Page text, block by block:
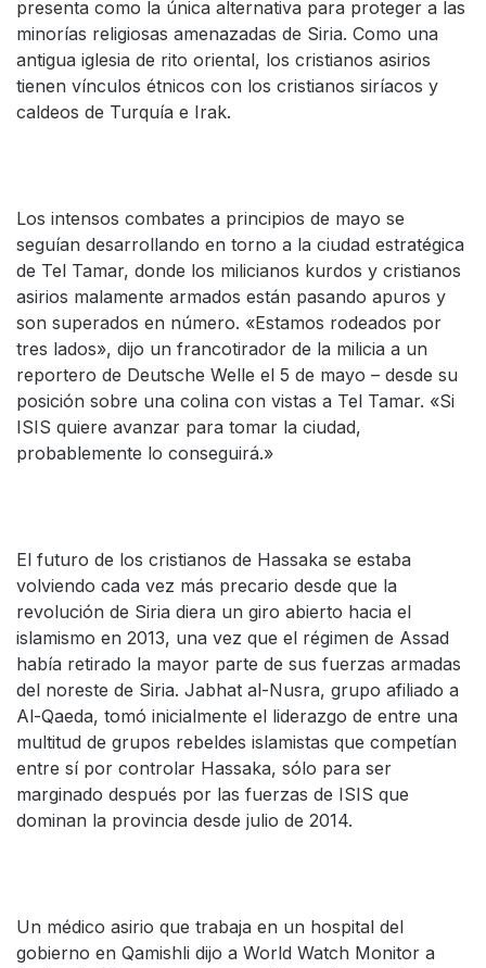
presenta como la única alternativa para proteger a las
minorías religiosas amenazadas de Siria. Como una
antigua iglesia de rito oriental, los cristianos asirios
tienen vínculos étnicos con los cristianos siríacos y
caldeos de Turquía e Irak.
Los intensos combates a principios de mayo se
seguían desarrollando en torno a la ciudad estratégica
de Tel Tamar, donde los milicianos kurdos y cristianos
asirios malamente armados están pasando apuros y
son superados en número. «Estamos rodeados por
tres lados», dijo un francotirador de la milicia a un
reportero de Deutsche Welle el 5 de mayo – desde su
posición sobre una colina con vistas a Tel Tamar. «Si
ISIS quiere avanzar para tomar la ciudad,
probablemente lo conseguirá.»
El futuro de los cristianos de Hassaka se estaba
volviendo cada vez más precario desde que la
revolución de Siria diera un giro abierto hacia el
islamismo en 2013, una vez que el régimen de Assad
había retirado la mayor parte de sus fuerzas armadas
del noreste de Siria. Jabhat al-Nusra, grupo afiliado a
Al-Qaeda, tomó inicialmente el liderazgo de entre una
multitud de grupos rebeldes islamistas que competían
entre sí por controlar Hassaka, sólo para ser
marginado después por las fuerzas de ISIS que
dominan la provincia desde julio de 2014.
Un médico asirio que trabaja en un hospital del
gobierno en Qamishli dijo a World Watch Monitor a